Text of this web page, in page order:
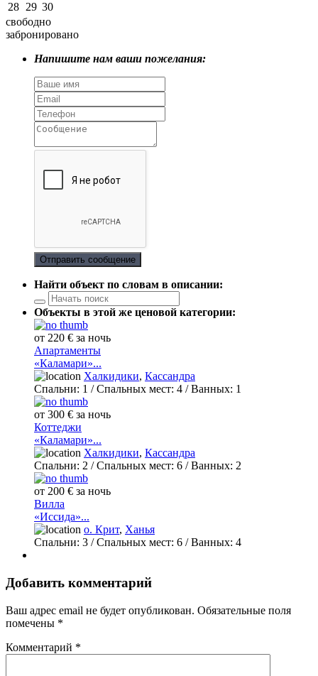
28 29 30
свободно
забронировано
Напишите нам ваши пожелания:
Отправить сообщение
Найти объект по словам в описании:
Объекты в этой же ценовой категории:
от 220 € за ночь
Апартаменты
«Каламари»...
Халкидики, Кассандра
Спальни: 1 / Спальных мест: 4 /Ванных: 1
от 300 € за ночь
Коттеджи
«Каламари»...
Халкидики, Кассандра
Спальни: 2 / Спальных мест: 6 /Ванных: 2
от 200 € за ночь
Вилла
«Иссида»...
о. Крит, Ханья
Спальни: 3 / Спальных мест: 6 /Ванных: 4
Добавить комментарий
Ваш адрес email не будет опубликован. Обязательные поля
помечены *
Комментарий *